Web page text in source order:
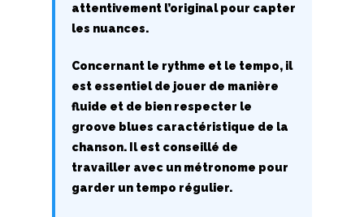
attentivement l’original pour capter
les nuances.
Concernant le rythme et le tempo, il
est essentiel de jouer de manière
fluide et de bien respecter le
groove blues caractéristique de la
chanson. Il est conseillé de
travailler avec un métronome pour
garder un tempo régulier.
P
R
S
T
U